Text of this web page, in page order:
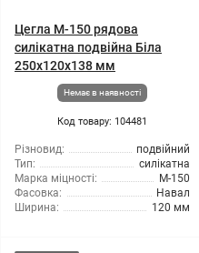
Цегла М-150 рядова
силікатна подвійна Біла
250х120х138 мм
Немає в наявності
Код товару: 104481
Різновид:
подвійний
Тип:
силікатна
Марка міцності:
М-150
Фасовка:
Навал
Ширина:
120 мм